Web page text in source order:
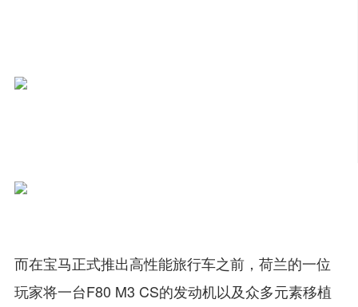
而在宝马正式推出高性能旅行车之前，荷兰的一位
玩家将一台F80 M3 CS的发动机以及众多元素移植